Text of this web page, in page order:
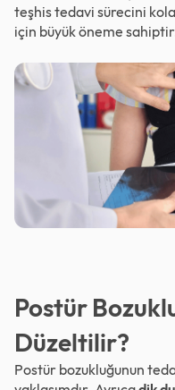
teşhis tedavi sürecini
için büyük öneme
Postür
Düzeltilir?
Postür bozukluğunun